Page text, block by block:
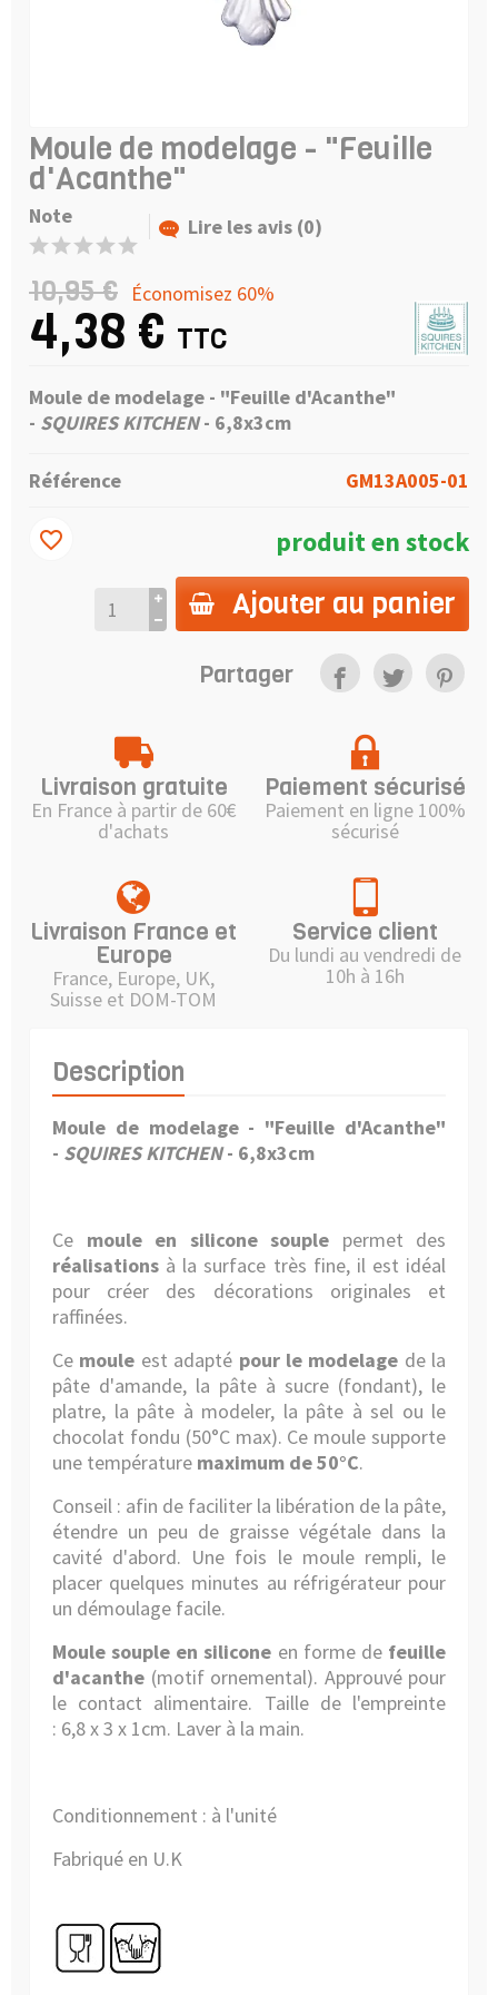
Moule de modelage - "Feuille
d'Acanthe"
Note Lire les avis (0)
10,95 € Économisez 60%
4,38 € TTC
Moule de modelage - "Feuille d'Acanthe"
- SQUIRES KITCHEN- 6,8x3cm
Référence GM13A005-01
produit en stock
Ajouter au panier
favorite_border
Partager
Livraison gratuite
En France à partir de 60€
d'achats
Paiement sécurisé
Paiement en ligne 100%
sécurisé
Livraison France et
Europe
France, Europe, UK,
Suisse et DOM-TOM
Service client
Du lundi au vendredi de
10h à 16h
Description
Moule de modelage - "Feuille d'Acanthe"
- SQUIRES KITCHEN- 6,8x3cm
Ce moule en silicone souple permet des
réalisations à la surface très fine, il est idéal
pour créer des décorations originales et
raffinées.
Ce moule est adapté pour le modelage de la
pâte d'amande, la pâte à sucre (fondant), le
platre, la pâte à modeler, la pâte à sel ou le
chocolat fondu (50°C max). Ce moule supporte
une température maximum de 50°C.
Conseil : afin de faciliter la libération de la pâte,
étendre un peu de graisse végétale dans la
cavité d'abord. Une fois le moule rempli, le
placer quelques minutes au réfrigérateur pour
un démoulage facile.
Moule souple en silicone en forme defeuille
d'acanthe (motif ornemental). Approuvé pour
le contact alimentaire. Taille de l'empreinte
: 6,8 x 3 x 1cm. Laver à la main.
Conditionnement : à l'unité
Fabriqué en U.K